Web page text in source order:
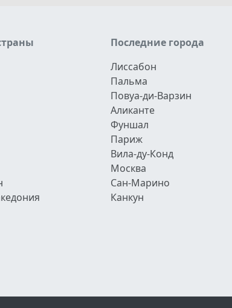
Последние города
Лиссабон
Пальма
Повуа-ди-Варзин
Аликанте
Фуншал
Париж
Вила-ду-Конд
Москва
Сан-Марино
Канкун